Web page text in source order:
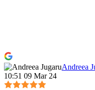
Andreea
10:51 09 Mar 24